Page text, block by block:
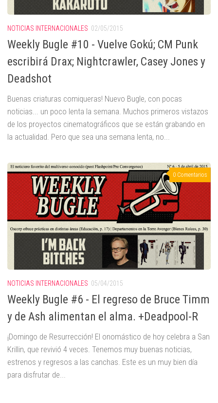
NOTICIAS INTERNACIONALES 02/05/2015
Weekly Bugle #10 - Vuelve Gokú; CM Punk
escribirá Drax; Nightcrawler, Casey Jones y
Deadshot
Buenas criaturas comiqueras! Nuevo Bugle, con pocas
noticias... un poco lenta la semana. Muchos primeros vistazos
de los proyectos cinematográficos que se están grabando en
la actualidad. Pero que sea una semana lenta, no...
0 Comentarios
NOTICIAS INTERNACIONALES 05/04/2015
Weekly Bugle #6 - El regreso de Bruce Timm
y de Ash alimentan el alma. +Deadpool-R
¡Domingo de Resurrección! El onomástico de hoy celebra a San
Krillin, que revivió 4 veces. Tenemos muy buenas noticias,
estrenos y regresos a las canchas. Este es un muy bien día
para disfrutar de...